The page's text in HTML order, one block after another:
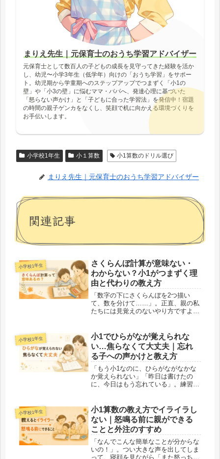
まりえ先生｜元保育士のおうち学習アドバイザー
元保育士として数百人の子どもの成長を見守ってきた経験を活か
し、幼児〜小学3年生（低学年）向けの「おうち学習」をサポー
ト。幼児期から学童期へのステップアップでつまずく「小1の
壁」や「小3の壁」に悩むママ・パパへ、発達心理に基づいた
「怒らない声かけ」と「子どもに合った学習法」を発信中！宿題
の時間の親子ゲンカをなくし、笑顔で机に向かえる環境づくりを
お手伝いします。
小学校1年生 小１算数 小1算数のドリル選び
まりえ先生｜元保育士のおうち学習アドバイザー
関連記事
小学校1年生
さくらんぼ計算が意味ない・
わからない？小1がつまずく理
由と代わりの教え方
「数字の下にさくらんぼを2つ描い
て、数を分けて……」。正直、親の私
たちには見覚えのないやり方ですよ
さくらんぼで余計に混乱してる」。そ
う感じてこのページにたどり着いた方
も、き...
小学校1年生
小1でひらがなが覚えられな
い…焦らなくて大丈夫｜忘れ
る子への声かけと教え方
「もう小1なのに、ひらがながなかな
か覚えられない」「昨日は書けたの
に、今日はもう忘れている」。練習帳
スラ書いているように見えると、なお
さら焦ってしまいますよね。お子さん
が「...
小学校1年生
小1算数の教え方でイライラし
ない｜怒鳴る前に親ができる
ことと外注のすすめ
「なんでこんな簡単なことが分からな
いの！」。つい大きな声を出してしま
って、寝顔を見ながら「また怒っちゃ